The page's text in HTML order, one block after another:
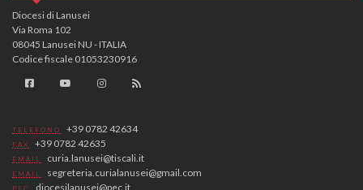
Diocesi di Lanusei
Via Roma 102
08045 Lanusei NU - ITALIA
Codice fiscale 01053230916
TELEFONO +39 0782 42634
FAX +39 0782 42635
EMAIL curia.lanusei@tiscali.it
EMAIL segreteria.curialanusei@gmail.com
PEC diocesilanusei@pec.it